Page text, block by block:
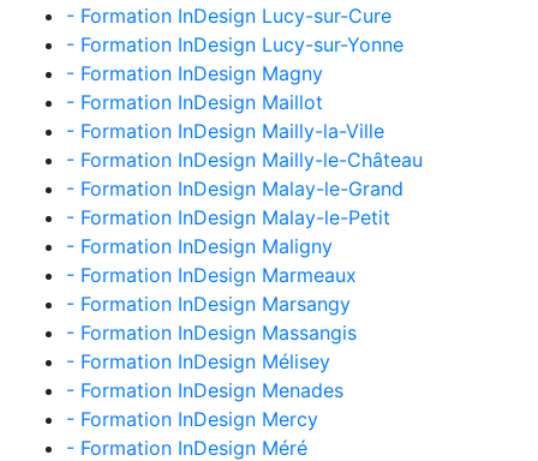
- Formation InDesign Lucy-sur-Cure
- Formation InDesign Lucy-sur-Yonne
- Formation InDesign Magny
- Formation InDesign Maillot
- Formation InDesign Mailly-la-Ville
- Formation InDesign Mailly-le-Château
- Formation InDesign Malay-le-Grand
- Formation InDesign Malay-le-Petit
- Formation InDesign Maligny
- Formation InDesign Marmeaux
- Formation InDesign Marsangy
- Formation InDesign Massangis
- Formation InDesign Mélisey
- Formation InDesign Menades
- Formation InDesign Mercy
- Formation InDesign Méré